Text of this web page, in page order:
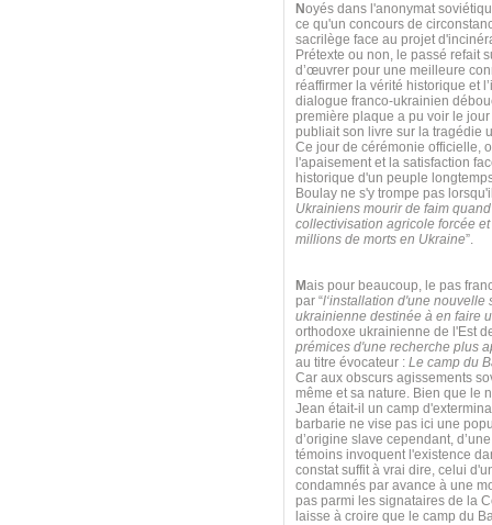
Noyés dans l'anonymat
ce qu'un concours de
sacrilège face au projet
Prétexte ou non, le passé refait
d’œuvrer pour une meilleure
réaffirmer la vérité historique et
dialogue franco-ukrainien
première plaque a pu voir le
publiait son livre sur la tragédie
Ce jour de cérémonie officielle,
l'apaisement et la satisfaction
historique d'un peuple
Boulay ne s'y trompe pas
Ukrainiens mourir de faim
collectivisation agricole forcée
millions de morts en Ukraine”.
Mais pour beaucoup, le pas
par “l‘installation d'une
ukrainienne destinée à en faire
orthodoxe ukrainienne de l'Est
prémices d'une recherche plus
au titre évocateur : Le camp du
Car aux obscurs agissements
même et sa nature. Bien que le
Jean était-il un camp
barbarie ne vise pas ici une
d’origine slave cependant,
témoins invoquent l'existence
constat suffit à vrai dire, celui
condamnés par avance à une
pas parmi les signataires de la
laisse à croire que le camp du